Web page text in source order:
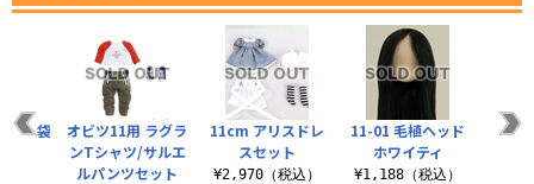
11cm アリスドレ
スセット
¥2,970（税込）
11-01 毛植ヘッド
ホワイティ
¥1,188（税込）
足袋
オビツ11用 ラグラ
ンTシャツ/サルエ
ルパンツセット